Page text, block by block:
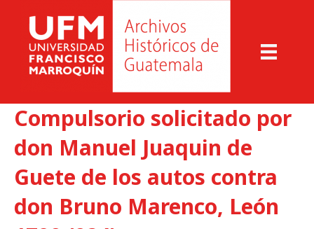
Compulsorio solicitado por
don Manuel Juaquin de
Guete de los autos contra
don Bruno Marenco, León